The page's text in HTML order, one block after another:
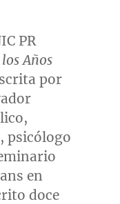
PR
Años
por
psicólogo
en
doce